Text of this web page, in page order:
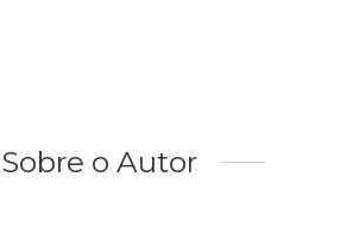
Sobre o Autor